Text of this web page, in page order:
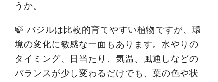
うか。
🍃 バジルは比較的育てやすい植物ですが、環
境の変化に敏感な一面もあります。水やりの
タイミング、日当たり、気温、風通しなどの
バランスが少し変わるだけでも、葉の色や状